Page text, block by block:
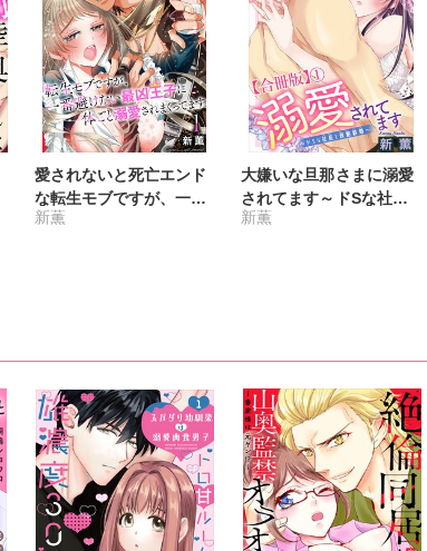
愛されないと死亡エンド
な転生モブですが、一番
避けたい最凶王子に体ご
新薫
大嫌いな旦那さまに溺愛
されてます～ドSな社長
と政略結婚～【合冊版】
新薫